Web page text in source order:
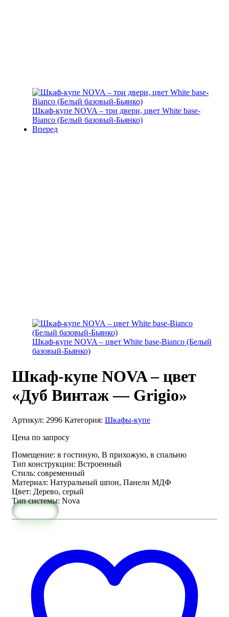
Шкаф-купе NOVA – три двери, цвет White base-
Bianco (Белый базовый-Бьянко)
Вперед
Шкаф-купе NOVA – цвет White base-Bianco (Белый
базовый-Бьянко)
Шкаф-купе NOVA – цвет
«Дуб Винтаж — Grigio»
Артикул: 2996 Категория: Шкафы-купе
Цена по запросу
Помещение: в гостиную, В прихожую, в спальню
Тип конструкции: Встроенный
Стиль: современный
Материал: Натуральный шпон, Панели МДФ
Цвет: Дерево, серый
Тип системы: Nova